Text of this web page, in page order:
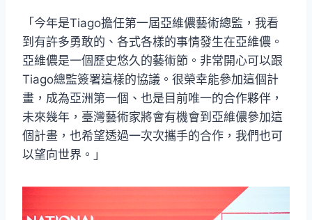
「今年是Tiago擔任第一屆亞維儂藝術總監，我看
到有許多勇敢的、各式各樣的事情發生在亞維儂。
亞維儂是一個歷史悠久的藝術節。非常開心可以跟
Tiago總監簽署這樣的協議。很榮幸能參加這個計
畫，成為亞洲第一個、也是目前唯一的合作夥伴，
未來幾年，臺灣藝術家將會有機會到亞維儂參加這
個計畫，也希望透過一次次攜手的合作，我們也可
以望向世界。」